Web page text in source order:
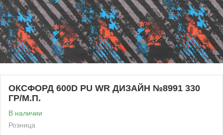
ОКСФОРД 600D PU WR ДИЗАЙН №8991 330
ГР/М.П.
В наличии
Розница